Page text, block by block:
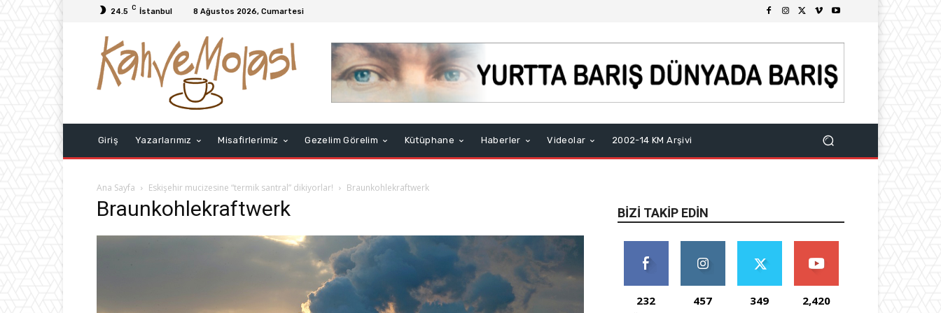
24.5 C İstanbul 8 Ağustos 2026, Cumartesi
Giriş Yazarlarımız Misafirlerimiz Gezelim Görelim Kütüphane Haberler Videolar 2002-14 KM Arşivi
Ana Sayfa Eskişehir mucizesine “termik santral” dikiyorlar! Braunkohlekraftwerk
Braunkohlekraftwerk BIZI TAKIP EDIN
232 457 349 2,420